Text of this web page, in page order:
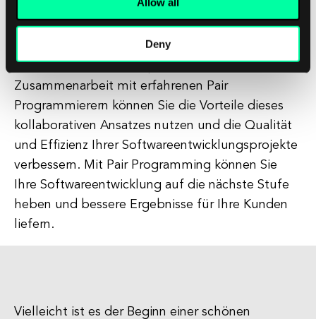
Deny
Softwareentwicklungsprojekte zu integrieren,
sollten Sie in Erwägung ziehen, sich an ein
Softwareentwicklungsunternehmen zu wenden,
das auf diese Technik spezialisiert ist. Durch die
Zusammenarbeit mit erfahrenen Pair
Programmierern können Sie die Vorteile dieses
kollaborativen Ansatzes nutzen und die Qualität
und Effizienz Ihrer Softwareentwicklungsprojekte
verbessern. Mit Pair Programming können Sie
Ihre Softwareentwicklung auf die nächste Stufe
heben und bessere Ergebnisse für Ihre Kunden
liefern.
Vielleicht ist es der Beginn einer schönen